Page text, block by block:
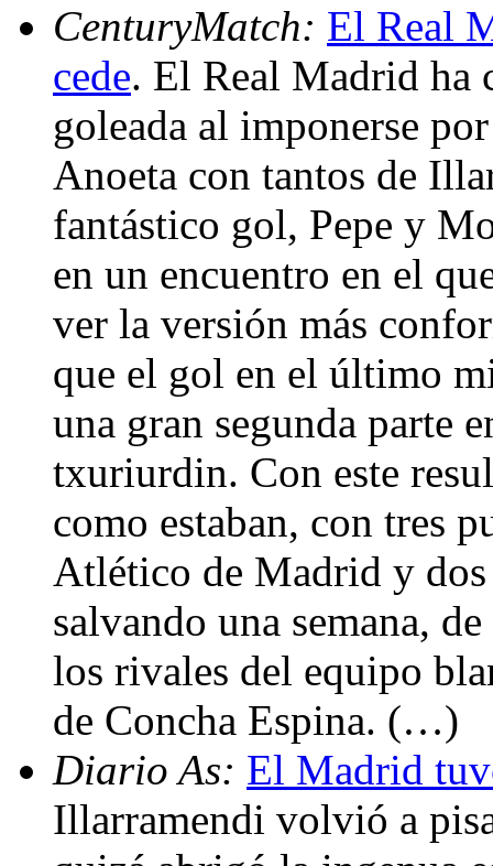
CenturyMatch: El Real
cede. El Real Madrid ha
goleada al imponerse
Anoeta con tantos de
fantástico gol, Pepe y
en un encuentro en el
ver la versión más
que el gol en el último
una gran segunda parte
txuriurdin. Con este
como estaban, con tres
Atlético de Madrid y
salvando una semana,
los rivales del equipo
de Concha Espina. (…)
Diario As: El Madrid
Illarramendi volvió a